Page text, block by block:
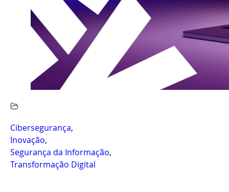
Cibersegurança,
Inovação,
Segurança da Informação,
Transformação Digital